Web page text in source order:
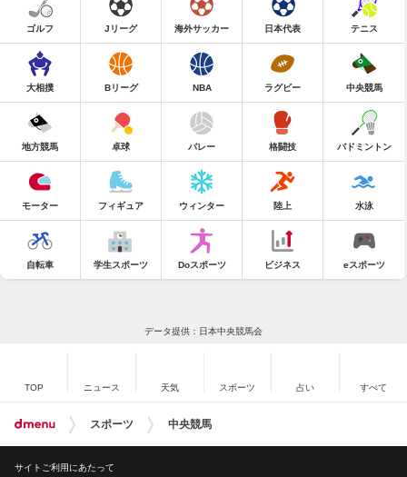
ゴルフ Jリーグ 海外サッカー 日本代表 テニス
大相撲 Bリーグ NBA ラグビー 中央競馬
地方競馬 卓球 バレー 格闘技 バドミントン
モーター フィギュア ウィンター 陸上 水泳
自転車 学生スポーツ Doスポーツ ビジネス eスポーツ
データ提供：日本中央競馬会
TOP ニュース 天気 スポーツ 占い すべて
スポーツ 中央競馬
サイトご利用にあたって